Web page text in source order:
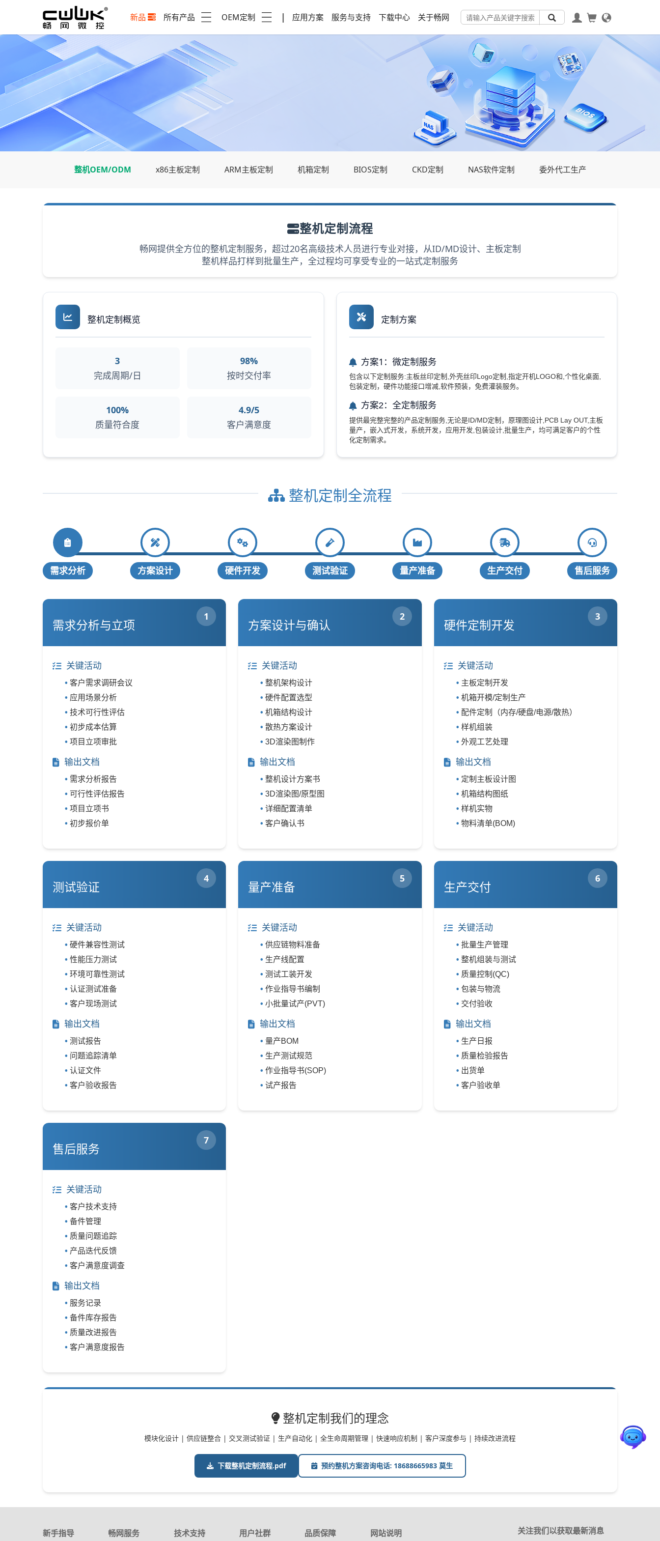
新品 所有产品 OEM定制 应用方案 服务与支持 下载中心 关于畅网
整机OEM/ODM x86主板定制 ARM主板定制 机箱定制 BIOS定制 CKD定制 NAS软件定制 委外代工生产
整机定制流程
畅网提供全方位的整机定制服务，超过20名高级技术人员进行专业对接，从ID/MD设计、主板定制
整机样品打样到批量生产，全过程均可享受专业的一站式定制服务
整机定制概览
3
完成周期/日
98%
按时交付率
100%
质量符合度
4.9/5
客户满意度
定制方案
方案1：微定制服务
包含以下定制服务:主板丝印定制,外壳丝印Logo定制,指定开机LOGO和,个性化桌面,
包装定制，硬件功能接口增减,软件预装，免费灌装服务。
方案2：全定制服务
提供最完整完整的产品定制服务,无论是ID/MD定制，原理图设计,PCB Lay OUT,主板
量产，嵌入式开发，系统开发，应用开发,包装设计,批量生产，均可满足客户的个性
化定制需求。
整机定制全流程
需求分析 方案设计 硬件开发 测试验证 量产准备 生产交付 售后服务
需求分析与立项
1
关键活动
客户需求调研会议
应用场景分析
技术可行性评估
初步成本估算
项目立项审批
输出文档
需求分析报告
可行性评估报告
项目立项书
初步报价单
方案设计与确认
2
关键活动
整机架构设计
硬件配置选型
机箱结构设计
散热方案设计
3D渲染图制作
输出文档
整机设计方案书
3D渲染图/原型图
详细配置清单
客户确认书
硬件定制开发
3
关键活动
主板定制开发
机箱开模/定制生产
配件定制（内存/硬盘/电源/散热）
样机组装
外观工艺处理
输出文档
定制主板设计图
机箱结构图纸
样机实物
物料清单(BOM)
测试验证
4
关键活动
硬件兼容性测试
性能压力测试
环境可靠性测试
认证测试准备
客户现场测试
输出文档
测试报告
问题追踪清单
认证文件
客户验收报告
量产准备
5
关键活动
供应链物料准备
生产线配置
测试工装开发
作业指导书编制
小批量试产(PVT)
输出文档
量产BOM
生产测试规范
作业指导书(SOP)
试产报告
生产交付
6
关键活动
批量生产管理
整机组装与测试
质量控制(QC)
包装与物流
交付验收
输出文档
生产日报
质量检验报告
出货单
客户验收单
售后服务
7
关键活动
客户技术支持
备件管理
质量问题追踪
产品迭代反馈
客户满意度调查
输出文档
服务记录
备件库存报告
质量改进报告
客户满意度报告
整机定制我们的理念
模块化设计 | 供应链整合 | 交叉测试验证 | 生产自动化 | 全生命周期管理 | 快速响应机制 | 客户深度参与 | 持续改进流程
下载整机定制流程.pdf 预约整机方案咨询电话: 18688665983 莫生
新手指导 畅网服务 技术支持 用户社群 品质保障 网站说明 关注我们以获取最新消息